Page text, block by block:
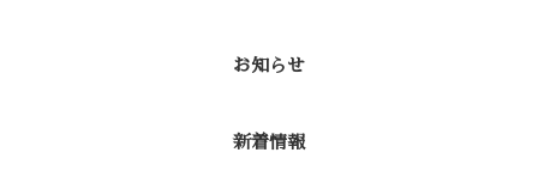
お知らせ
新着情報